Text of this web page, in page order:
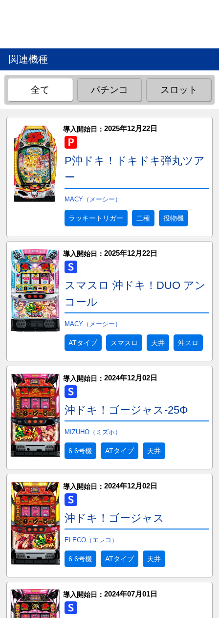
関連機種
全て パチンコ スロット
導入開始日： 2025年12月22日
P沖ドキ！ドキドキ弾丸ツア
ー
MACY（メーシー）
ラッキートリガー 二種 役物機
導入開始日： 2025年12月22日
スマスロ 沖ドキ！DUO アン
コール
MACY（メーシー）
ATタイプ スマスロ 天井 沖スロ
導入開始日： 2024年12月02日
沖ドキ！ゴージャス-25Φ
MIZUHO（ミズホ）
6.6号機 ATタイプ 天井
導入開始日： 2024年12月02日
沖ドキ！ゴージャス
ELECO（エレコ）
6.6号機 ATタイプ 天井
導入開始日： 2024年07月01日